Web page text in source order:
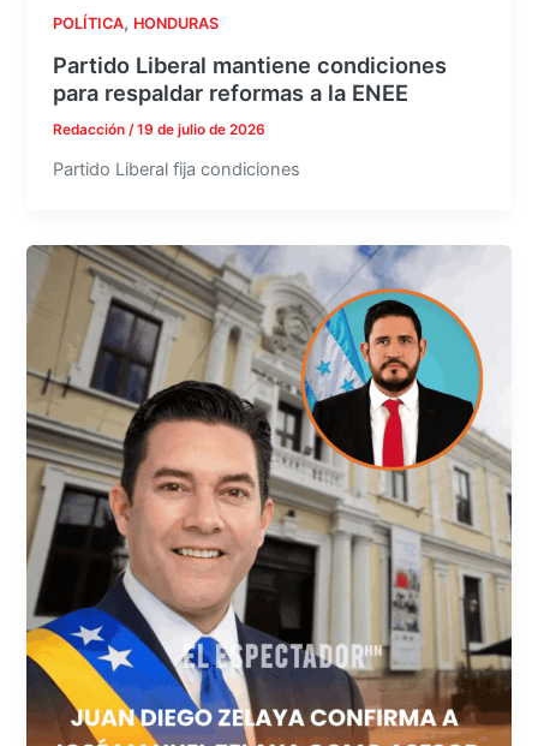
POLÍTICA, HONDURAS
Partido Liberal mantiene condiciones
para respaldar reformas a la ENEE
Redacción/19 de julio de 2026
Partido Liberal fija condiciones